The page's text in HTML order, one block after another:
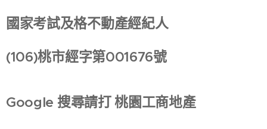
國家考試及格不動產經紀人
(106)桃市經字第001676號
Google 搜尋請打 桃園工商地產